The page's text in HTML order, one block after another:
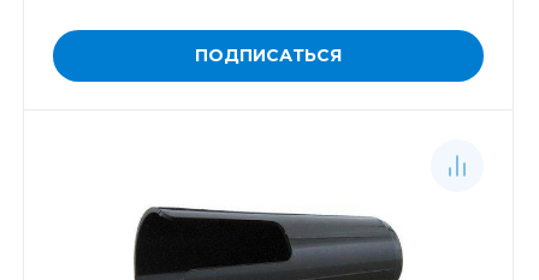
ПОДПИСАТЬСЯ